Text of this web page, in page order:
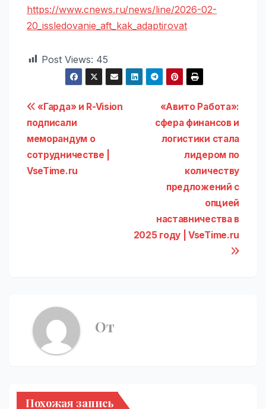
https://www.cnews.ru/news/line/2026-02-
20_issledovanie_aft_kak_adaptirovat
Post Views: 45
Навигация
по
записям
«Авито Работа»:
сфера финансов и
логистики стала
лидером по
количеству
предложений с
опцией
наставничества в
2025 году | VseTime.ru
«Гарда» и R-Vision
подписали
меморандум о
сотрудничестве |
VseTime.ru
От
Похожая запись